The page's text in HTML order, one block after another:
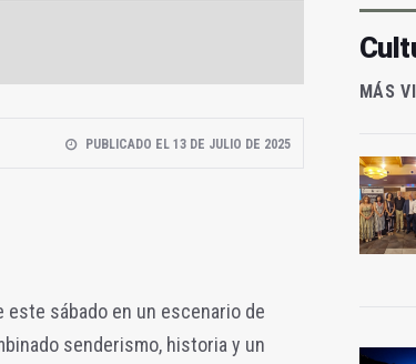
PUBLICADO EL 13 DE JULIO DE 2025
este sábado en un escenario de
senderismo, historia y un
MÁS